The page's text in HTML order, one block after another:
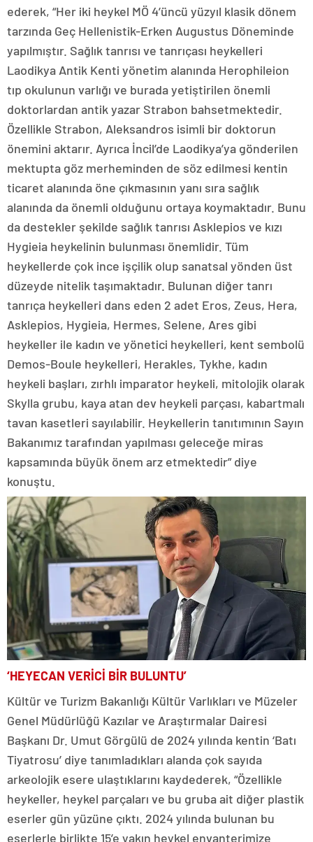
ederek, “Her iki heykel MÖ 4’üncü yüzyıl klasik dönem
tarzında Geç Hellenistik-Erken Augustus Döneminde
yapılmıştır. Sağlık tanrısı ve tanrıçası heykelleri
Laodikya Antik Kenti yönetim alanında Herophileion
tıp okulunun varlığı ve burada yetiştirilen önemli
doktorlardan antik yazar Strabon bahsetmektedir.
Özellikle Strabon, Aleksandros isimli bir doktorun
önemini aktarır. Ayrıca İncil’de Laodikya’ya gönderilen
mektupta göz merheminden de söz edilmesi kentin
ticaret alanında öne çıkmasının yanı sıra sağlık
alanında da önemli olduğunu ortaya koymaktadır. Bunu
da destekler şekilde sağlık tanrısı Asklepios ve kızı
Hygieia heykelinin bulunması önemlidir. Tüm
heykellerde çok ince işçilik olup sanatsal yönden üst
düzeyde nitelik taşımaktadır. Bulunan diğer tanrı
tanrıça heykelleri dans eden 2 adet Eros, Zeus, Hera,
Asklepios, Hygieia, Hermes, Selene, Ares gibi
heykeller ile kadın ve yönetici heykelleri, kent sembolü
Demos-Boule heykelleri, Herakles, Tykhe, kadın
heykeli başları, zırhlı imparator heykeli, mitolojik olarak
Skylla grubu, kaya atan dev heykeli parçası, kabartmalı
tavan kasetleri sayılabilir. Heykellerin tanıtımının Sayın
Bakanımız tarafından yapılması geleceğe miras
kapsamında büyük önem arz etmektedir” diye
konuştu.
‘HEYECAN VERİCİ BİR BULUNTU’
Kültür ve Turizm Bakanlığı Kültür Varlıkları ve Müzeler
Genel Müdürlüğü Kazılar ve Araştırmalar Dairesi
Başkanı Dr. Umut Görgülü de 2024 yılında kentin ‘Batı
Tiyatrosu’ diye tanımladıkları alanda çok sayıda
arkeolojik esere ulaştıklarını kaydederek, “Özellikle
heykeller, heykel parçaları ve bu gruba ait diğer plastik
eserler gün yüzüne çıktı. 2024 yılında bulunan bu
eserlerle birlikte 15’e yakın heykel envanterimize